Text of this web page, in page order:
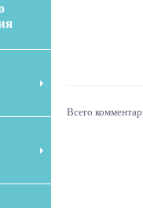
Всего